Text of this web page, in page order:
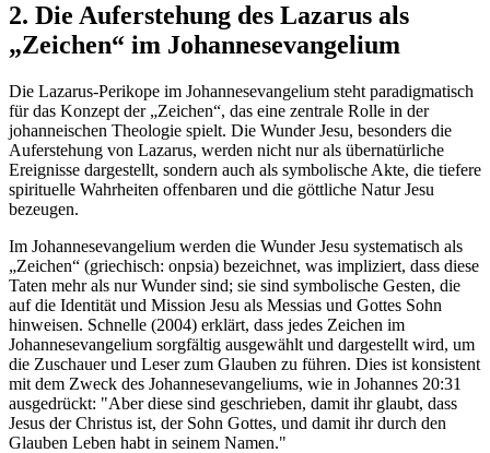
2. Die Auferstehung des Lazarus als
„Zeichen“ im Johannesevangelium
Die Lazarus-Perikope im Johannesevangelium steht paradigmatisch
für das Konzept der „Zeichen“, das eine zentrale Rolle in der
johanneischen Theologie spielt. Die Wunder Jesu, besonders die
Auferstehung von Lazarus, werden nicht nur als übernatürliche
Ereignisse dargestellt, sondern auch als symbolische Akte, die tiefere
spirituelle Wahrheiten offenbaren und die göttliche Natur Jesu
bezeugen.
Im Johannesevangelium werden die Wunder Jesu systematisch als
„Zeichen“ (griechisch: onpsia) bezeichnet, was impliziert, dass diese
Taten mehr als nur Wunder sind; sie sind symbolische Gesten, die
auf die Identität und Mission Jesu als Messias und Gottes Sohn
hinweisen. Schnelle (2004) erklärt, dass jedes Zeichen im
Johannesevangelium sorgfältig ausgewählt und dargestellt wird, um
die Zuschauer und Leser zum Glauben zu führen. Dies ist konsistent
mit dem Zweck des Johannesevangeliums, wie in Johannes 20:31
ausgedrückt: "Aber diese sind geschrieben, damit ihr glaubt, dass
Jesus der Christus ist, der Sohn Gottes, und damit ihr durch den
Glauben Leben habt in seinem Namen."